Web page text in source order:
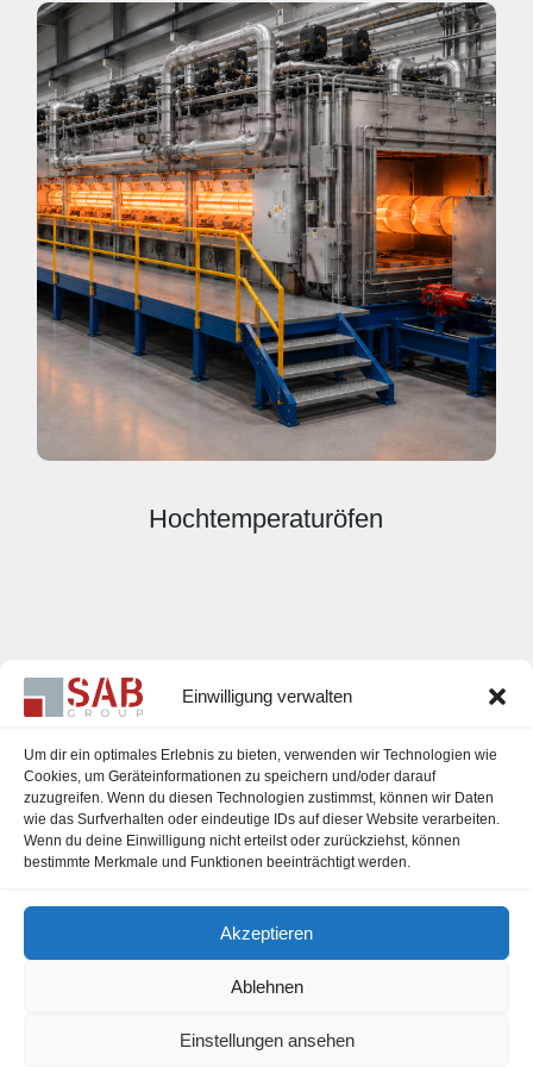
Einwilligung verwalten
Um dir ein optimales Erlebnis zu bieten, verwenden wir Technologien wie
Cookies, um Geräteinformationen zu speichern und/oder darauf
zuzugreifen. Wenn du diesen Technologien zustimmst, können wir Daten
wie das Surfverhalten oder eindeutige IDs auf dieser Website verarbeiten.
Wenn du deine Einwilligung nicht erteilst oder zurückziehst, können
bestimmte Merkmale und Funktionen beeinträchtigt werden.
Akzeptieren
Ablehnen
Einstellungen ansehen
Hochtemperaturöfen
Karriere
Impressum
Datenschutzerklärung
Cookie-Richtlinie (EU)
office@sab-group.com